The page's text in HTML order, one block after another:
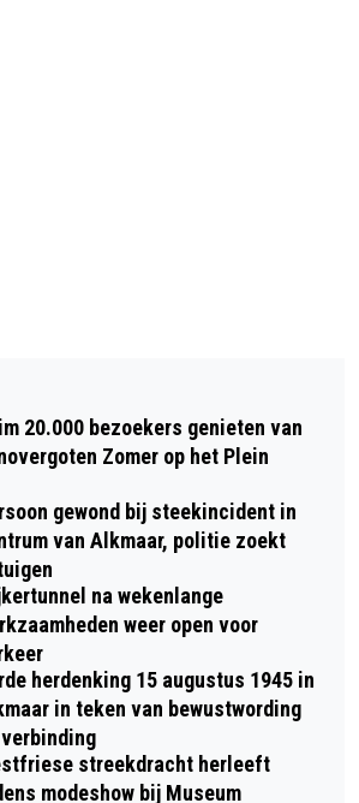
NOORD KRIJGT EEN
AL 60 JAAR DÉ
MAAR WILLEM
NIET MINDER GROOTS
20.000 bezoekers genieten van
Zomer op het Plein
gewond bij steekincident in
van Alkmaar, politie zoekt
na wekenlange
weer open voor
herdenking 15 augustus 1945 in
in teken van bewustwording
streekdracht herleeft
modeshow bij Museum